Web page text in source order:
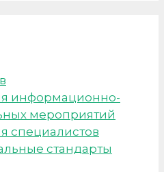
информационно-
мероприятий
специалистов
стандарты